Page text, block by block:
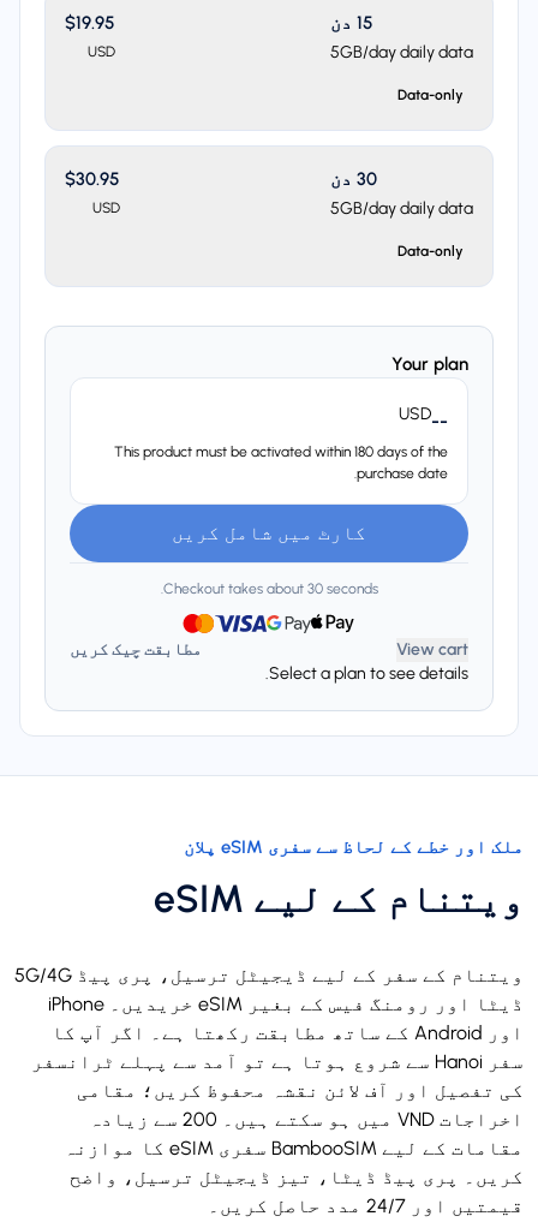
15 دن
5GB/day daily data
$19.95
USD
Data-only
30 دن
5GB/day daily data
$30.95
USD
Data-only
Your plan
--
USD
This product must be activated within 180 days of the
purchase date.
کارٹ میں شامل کریں
Checkout takes about 30 seconds.
View cart
مطابقت چیک کریں
Select a plan to see details.
ملک اور خطے کے لحاظ سے سفری eSIM پلان
ویتنام کے لیے eSIM
ویتنام کے سفر کے لیے ڈیجیٹل ترسیل، پری پیڈ 5G/4G
ڈیٹا اور رومنگ فیس کے بغیر eSIM خریدیں۔ iPhone
اور Android کے ساتھ مطابقت رکھتا ہے۔ اگر آپ کا
سفر Hanoi سے شروع ہوتا ہے تو آمد سے پہلے ٹرانسفر
کی تفصیل اور آف لائن نقشہ محفوظ کریں؛ مقامی
اخراجات VND میں ہو سکتے ہیں۔ 200 سے زیادہ
مقامات کے لیے BambooSIM سفری eSIM کا موازنہ
کریں۔ پری پیڈ ڈیٹا، تیز ڈیجیٹل ترسیل، واضح
قیمتیں اور 24/7 مدد حاصل کریں۔